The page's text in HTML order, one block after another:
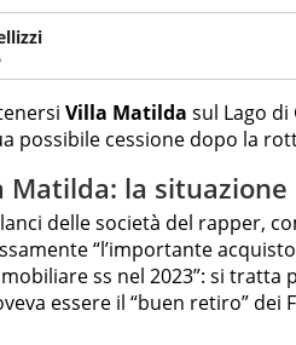
Da oltre dieci anni si
sport, attualità, cronaca, motori,
Villa Matilda sul Lago
possibile cessione dopo la
Matilda: la situazione
delle società del rapper,
“l’importante
ss nel 2023”: si tratta
essere il “buen retiro” dei